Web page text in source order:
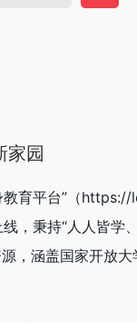
家园
育平台”（
，秉持“人人皆学
，涵盖国家开放